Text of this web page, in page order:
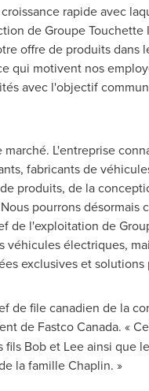
rapide avec
de Groupe Touchette
offre de produits dans
qui motivent nos
avec l'objectif
L'entreprise
fabricants de
produits, de la
pourrons désormais
de l'exploitation de
véhicules électriques,
exclusives et solutions
de file canadien de la
de Fastco Canada. «
Bob et Lee ainsi que
la famille Chaplin. »